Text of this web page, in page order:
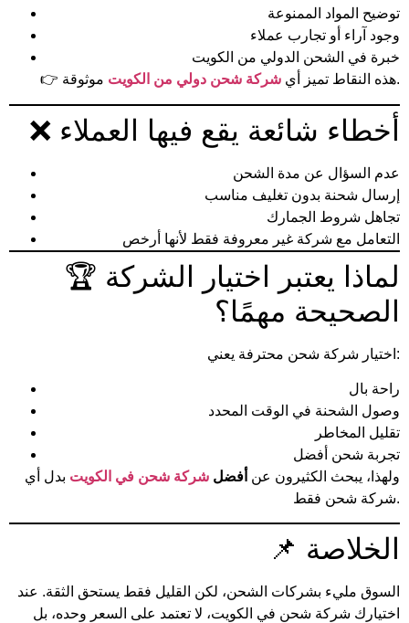
توضيح المواد الممنوعة
وجود آراء أو تجارب عملاء
خبرة في الشحن الدولي من الكويت
👉 هذه النقاط تميز أي شركة شحن دولي من الكويت موثوقة.
❌ أخطاء شائعة يقع فيها العملاء
عدم السؤال عن مدة الشحن
إرسال شحنة بدون تغليف مناسب
تجاهل شروط الجمارك
التعامل مع شركة غير معروفة فقط لأنها أرخص
🏆 لماذا يعتبر اختيار الشركة
الصحيحة مهمًا؟
اختيار شركة شحن محترفة يعني:
راحة بال
وصول الشحنة في الوقت المحدد
تقليل المخاطر
تجربة شحن أفضل
ولهذا، يبحث الكثيرون عن أفضل شركة شحن في الكويت بدل أي
شركة شحن فقط.
📌 الخلاصة
السوق مليء بشركات الشحن، لكن القليل فقط يستحق الثقة. عند
اختيارك شركة شحن في الكويت، لا تعتمد على السعر وحده، بل